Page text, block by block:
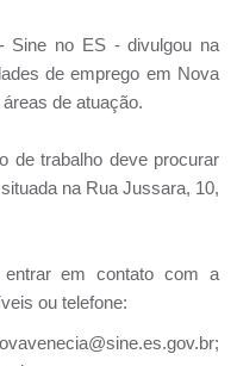
Sine no ES - divulgou na
de emprego em Nova
de atuação.
de trabalho deve procurar
na Rua Jussara, 10,
em contato com a
ou telefone: